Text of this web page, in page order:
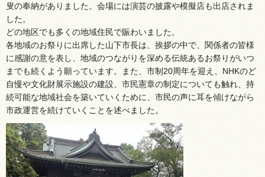
叟の奉納がありました。会場には演芸の披露や模擬店も出店されま
した。
どの地区でも多くの地域住民で賑わいました。
各地域のお祭りに出席した山下市長は、挨拶の中で、関係者の皆様
に感謝の意を表し、地域のつながりを深める伝統あるお祭りがいつ
までも続くよう願っています。また、市制20周年を迎え、NHKのど
自慢や文化財展示施設の建設、市民憲章の制定についても触れ、持
続可能な地域社会を築いていくために、市民の声に耳を傾けながら
市政運営を続けていくことを述べました。